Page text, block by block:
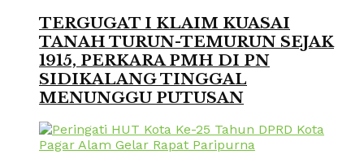
TERGUGAT I KLAIM KUASAI
TANAH TURUN-TEMURUN SEJAK
1915, PERKARA PMH DI PN
SIDIKALANG TINGGAL
MENUNGGU PUTUSAN